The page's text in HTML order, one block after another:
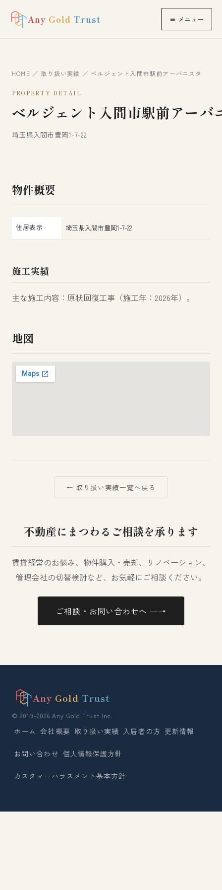
Any Gold Trust ≡ メニュー
HOME ／ 取り扱い実績 ／ ベルジェント入間市駅前アーバニスタ
PROPERTY DETAIL
ベルジェント入間市駅前アーバ
埼玉県入間市豊岡1-7-22
物件概要
住居表示 埼玉県入間市豊岡1-7-22
施工実績
主な施工内容：原状回復工事（施工年：2026年）。
地図
← 取り扱い実績一覧へ戻る
不動産にまつわるご相談を承ります
賃貸経営のお悩み、物件購入・売却、リノベーション、
管理会社の切替検討など、お気軽にご相談ください。
ご相談・お問い合わせへ ─→
Any Gold Trust
© 2019-2026 Any Gold Trust Inc.
ホーム 会社概要 取り扱い実績 入居者の方 更新情報
お問い合わせ 個人情報保護方針
カスタマーハラスメント基本方針